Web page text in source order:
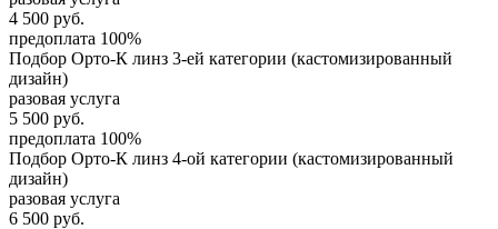
4 500 руб.
предоплата 100%
Подбор Орто-К линз 3-ей категории (кастомизированный
дизайн)
разовая услуга
5 500 руб.
предоплата 100%
Подбор Орто-К линз 4-ой категории (кастомизированный
дизайн)
разовая услуга
6 500 руб.